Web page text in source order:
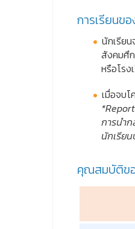
การเรียนข
นักเรีย
สังคมศึ
หรือโรง
เมื่อจบโ
การนำก
นักเรีย
คุณสมบัติข